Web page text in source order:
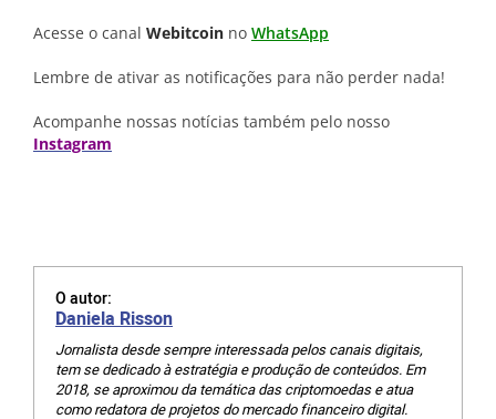
Acesse o canal Webitcoin no WhatsApp
Lembre de ativar as notificações para não perder nada!
Acompanhe nossas notícias também pelo nosso
Instagram
O autor:
Daniela Risson
Jornalista desde sempre interessada pelos canais digitais,
tem se dedicado à estratégia e produção de conteúdos. Em
2018, se aproximou da temática das criptomoedas e atua
como redatora de projetos do mercado financeiro digital.